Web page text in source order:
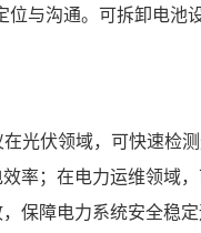
与沟通。可拆卸电池
光伏领域，可快速检
率；在电力运维领域
保障电力系统安全稳